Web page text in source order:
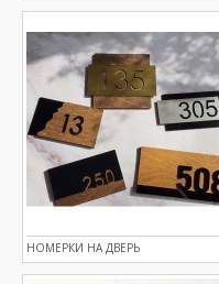
НОМЕРКИ НА ДВЕРЬ